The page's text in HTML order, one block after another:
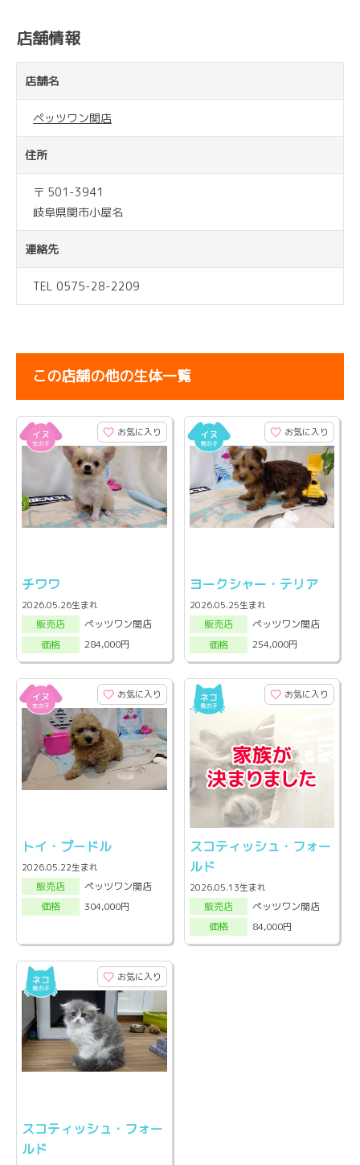
店舗情報
店舗名
ペッツワン関店
住所
〒 501-3941
岐阜県関市小屋名
連絡先
TEL 0575-28-2209
この店舗の他の生体一覧
お気に入り
チワワ
2026.05.26生まれ
販売店
ペッツワン関店
価格
284,000円
お気に入り
ヨークシャー・テリア
2026.05.25生まれ
販売店
ペッツワン関店
価格
254,000円
お気に入り
トイ・プードル
2026.05.22生まれ
販売店
ペッツワン関店
価格
304,000円
お気に入り
スコティッシュ・フォー
ルド
2026.05.13生まれ
販売店
ペッツワン関店
価格
84,000円
お気に入り
スコティッシュ・フォー
ルド